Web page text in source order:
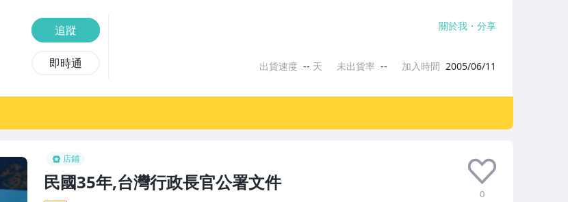
店鋪
民國35年,台灣行政長官公署文件
0
追蹤
即時通
關於我 分享
出貨速度 -- 天 未出貨率 -- 加入時間 2005/06/11